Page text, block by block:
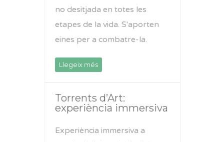
no desitjada en totes les
etapes de la vida. S'aporten
eines per a combatre-la.
Llegeix més
Torrents d’Art:
experiència immersiva
Experiència immersiva a